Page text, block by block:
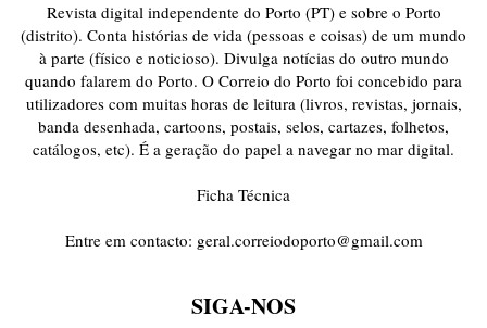
Revista digital independente do Porto (PT) e sobre o Porto
(distrito). Conta histórias de vida (pessoas e coisas) de um mundo
à parte (físico e noticioso). Divulga notícias do outro mundo
quando falarem do Porto. O Correio do Porto foi concebido para
utilizadores com muitas horas de leitura (livros, revistas, jornais,
banda desenhada, cartoons, postais, selos, cartazes, folhetos,
catálogos, etc). É a geração do papel a navegar no mar digital.
Ficha Técnica
Entre em contacto: geral.correiodoporto@gmail.com
SIGA-NOS